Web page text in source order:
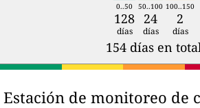
0..50 50..100 100..150
128 24 2
días días días
154 días en total
Estación de monitoreo de